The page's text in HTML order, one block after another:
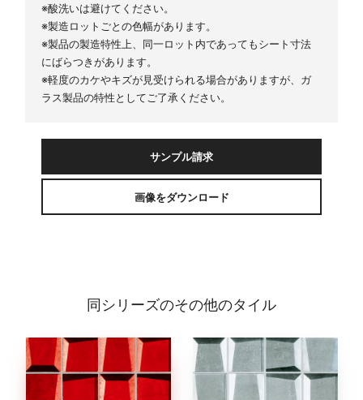
※酸洗いは避けてください。
※製造ロットごとの色幅があります。
※製品の製造特性上、同一ロット内であってもシート寸法
にばらつきがあります。
※軽度のカケやキズが見受けられる場合がありますが、ガ
ラス製品の特性としてご了承ください。
サンプル請求
画像をダウンロード
同シリーズのその他のタイル